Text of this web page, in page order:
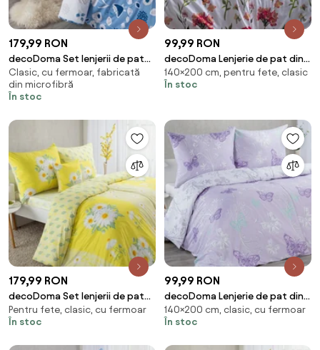
179,99 RON
decoDoma Set lenjerii de pat
pentru familii GARDINO, cu
cearceafuri şi feţe pernuţe set
4 piese pentru un pat simplu
Clasic, cu fermoar, fabricată
din microfibră
În stoc
99,99 RON
decoDoma Lenjerie de pat din
microfibră MAYA pat simplu
140×200 cm, pentru fete, clasic
În stoc
179,99 RON
decoDoma Set lenjerii de pat
pentru familii DAISY, cu
cearceafuri şi feţe pernuţe set
Pentru fete, clasic, cu fermoar
În stoc
99,99 RON
decoDoma Lenjerie de pat din
microfibră FLUTURI pat simplu
140×200 cm, clasic, cu fermoar
În stoc